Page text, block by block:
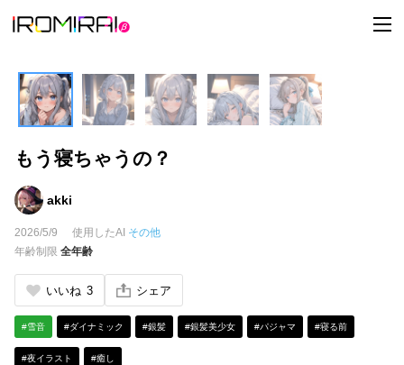
t
o
もう寝ちゃうの？
akki
2026/5/9 使用したAI その他
年齢制限 全年齢
いいね 3 シェア
#雪音 #ダイナミック #銀髪 #銀髪美少女 #パジャマ #寝る前
#夜イラスト #癒し